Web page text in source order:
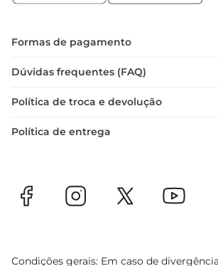
Formas de pagamento
Dúvidas frequentes (FAQ)
Política de troca e devolução
Política de entrega
Condições gerais: Em caso de